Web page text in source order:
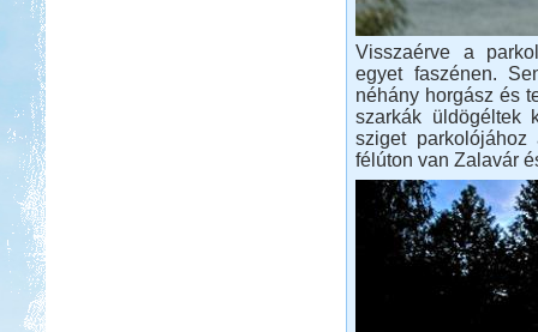
Visszaérve a
egyet faszénen.
néhány horgász és
szarkák üldögéltek
sziget
félúton van Zalavár